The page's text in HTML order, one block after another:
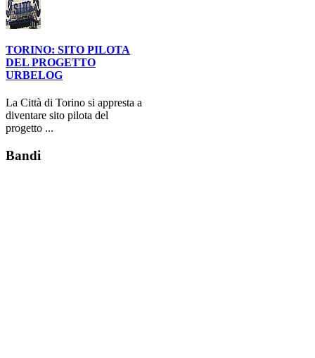
TORINO: SITO PILOTA
DEL PROGETTO
URBELOG
La Città di Torino si appresta a
diventare sito pilota del
progetto ...
Bandi